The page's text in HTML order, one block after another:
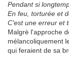
Pendant si
En feu, torturée et
C'est une erreur et
Malgrè l'approche
mélancoliquement
qui feraient de sa